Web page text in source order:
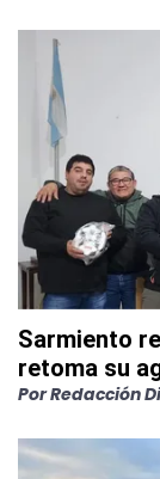
Sarmiento
retoma su
PorRedacción